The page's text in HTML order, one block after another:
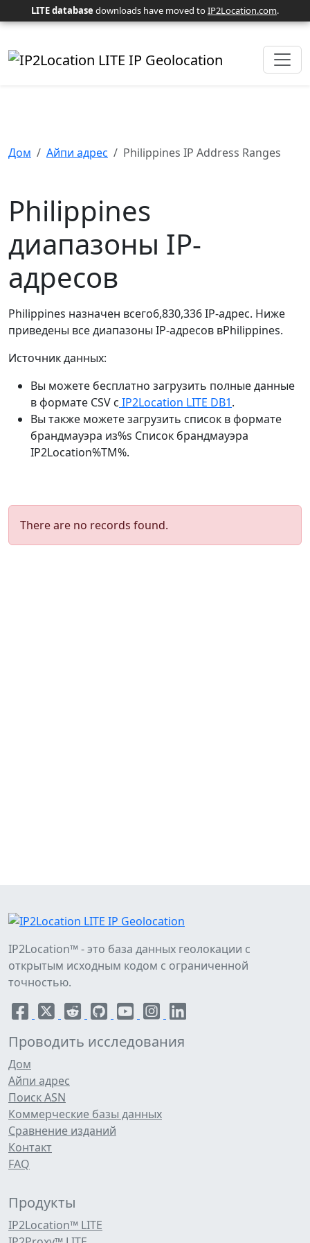
LITE database downloads have moved toIP2Location.com.
Дом Айпи адрес Philippines IP Address Ranges
Philippines
диапазоны IP-
адресов
Philippines назначен всего6,830,336 IP-адрес. Ниже
приведены все диапазоны IP-адресов вPhilippines.
Источник данных:
Вы можете бесплатно загрузить полные данные
в формате CSV с IP2Location LITE DB1.
Вы также можете загрузить список в формате
брандмауэра из%s Список брандмауэра
IP2Location%TM%.
There are no records found.
IP2Location™ - это база данных геолокации с
открытым исходным кодом с ограниченной
точностью.
Проводить исследования
Дом
Айпи адрес
Поиск ASN
Коммерческие базы данных
Сравнение изданий
Контакт
FAQ
Продукты
IP2Location™ LITE